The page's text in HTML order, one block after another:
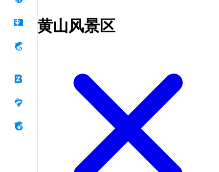
黄山风景区